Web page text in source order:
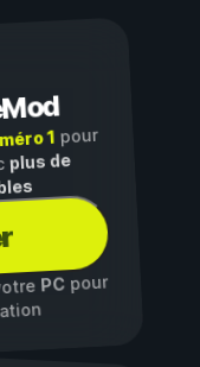
1pour
plus de
PCpour